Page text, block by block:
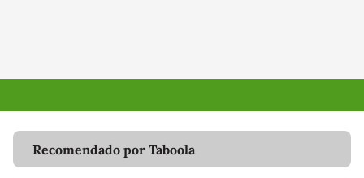
Recomendado por Taboola